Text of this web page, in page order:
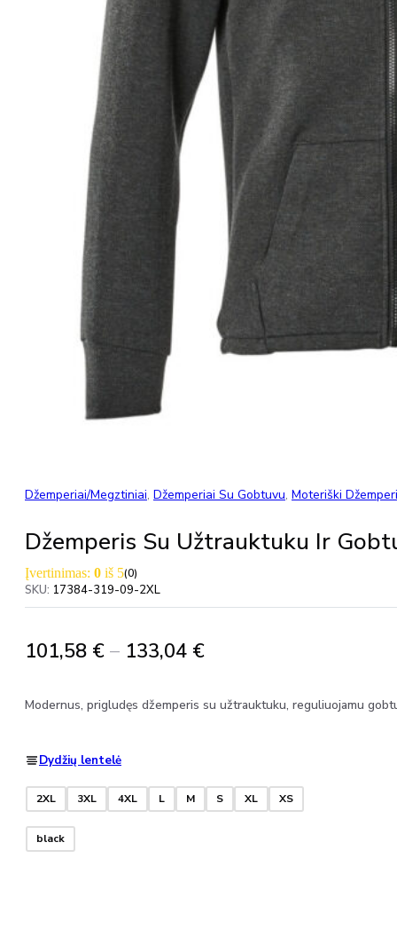
Džemperiai/Megztiniai, Džemperiai Su Gobtuvu, Moteriški
Džemperis Su Užtrauktuku Ir
Įvertinimas: 0 iš 5(0)
SKU: 17384-319-09-2XL
101,58 € – 133,04 €Price
101,58 €
Modernus, prigludęs džemperis su užtrauktuku, reguliuojamu
Dydžių lentelė
2XL 3XL 4XL L M S XL XS
black